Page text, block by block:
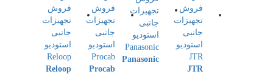
JTR
Panasonic
Procab
Reloop